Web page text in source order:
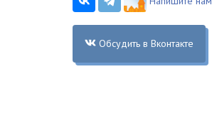
Обсудить в Вконтакте